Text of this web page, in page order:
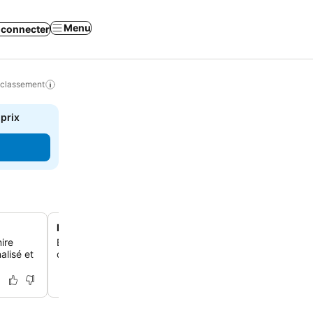
connecter Menu
prix
et
Le centre-ville de Buffalo à pied
Explore le centre-ville de Buffalo en toute simplicité,
quelques pas de divers restaurants, bars et boutiques.